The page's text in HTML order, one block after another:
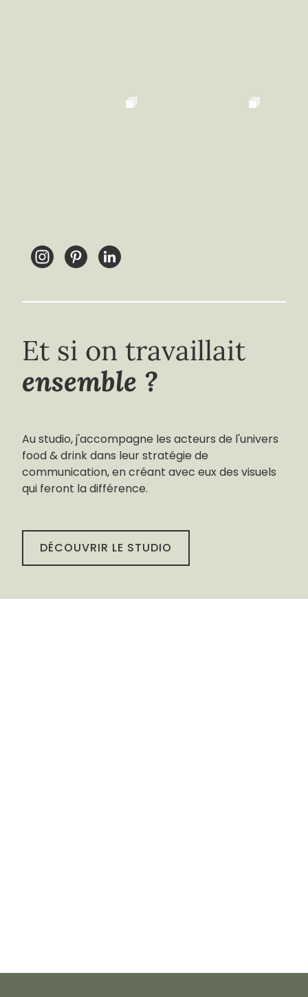
Et si on travaillait
ensemble ?
Au studio, j'accompagne les acteurs de l'univers
food & drink dans leur stratégie de
communication, en créant avec eux des visuels
qui feront la différence.
DÉCOUVRIR LE STUDIO